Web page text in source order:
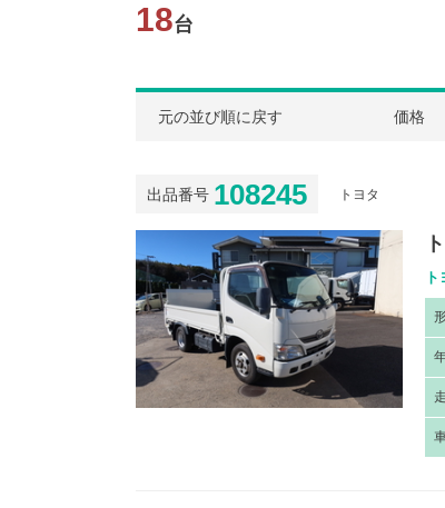
18台
元の並び順に戻す 価格
出品番号 108245 トヨタ
走